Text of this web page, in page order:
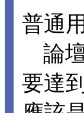
普通
論壇
要達